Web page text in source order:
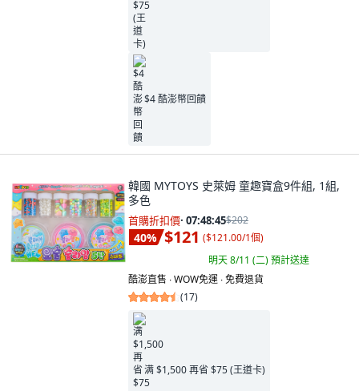
$4 酷澎幣回饋
韓國 MYTOYS 史萊姆 童趣寶盒9件組, 1組,
多色
首購折扣價· 07:48:44$202
40% $121 ($121.00/1個)
明天 8/11 (二)預計送達
酷澎直售 ∙ WOW免運 ∙ 免費退貨
(17)
满 $1,500 再省 $75 (王道卡)